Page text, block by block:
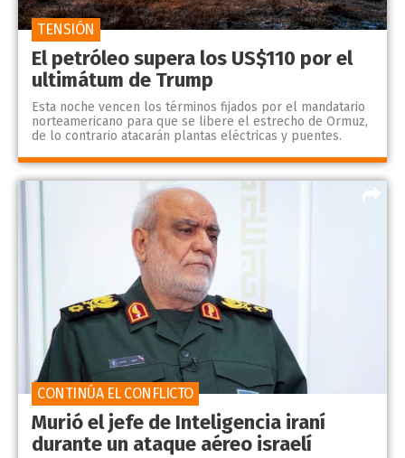
El petróleo supera los US$110 por el
ultimátum de Trump
Esta noche vencen los términos fijados por el mandatario
norteamericano para que se libere el estrecho de Ormuz,
de lo contrario atacarán plantas eléctricas y puentes.
TENSIÓN
Murió el jefe de Inteligencia iraní
durante un ataque aéreo israelí
CONTINÚA EL CONFLICTO